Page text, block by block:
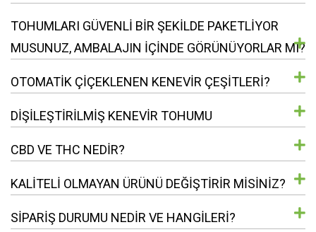
TOHUMLARI GÜVENLI BIR ŞEKILDE PAKETLIYOR
MUSUNUZ, AMBALAJIN IÇINDE GÖRÜNÜYORLAR MI?
OTOMATIK ÇIÇEKLENEN KENEVIR ÇEŞITLERI?
DIŞILEŞTIRILMIŞ KENEVIR TOHUMU
CBD VE THC NEDIR?
KALITELI OLMAYAN ÜRÜNÜ DEĞIŞTIRIR MISINIZ?
SIPARIŞ DURUMU NEDIR VE HANGILERI?